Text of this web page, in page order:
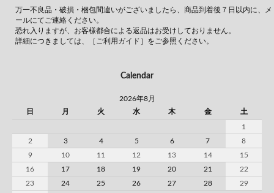
万一不良品・破損・梱包間違いがございましたら、商品到着後７日以内に、メ
ールにてご連絡ください。
恐れ入りますが、お客様都合による返品はお受けしておりません。
詳細につきましては、
［ご利用ガイド］ をご参照ください。
Calendar
2026年8月
日
月 火 水 木 金 土
1
2
3 4 5 6 7
8
9
10 11 12 13 14
15
16
17 18 19 20 21
22
23
24 25 26 27 28
29